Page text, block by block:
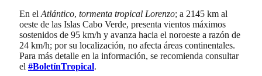
En el Atlántico, tormenta tropical Lorenzo; a 2145 km al
oeste de las Islas Cabo Verde, presenta vientos máximos
sostenidos de 95 km/h y avanza hacia el noroeste a razón de
24 km/h; por su localización, no afecta áreas continentales.
Para más detalle en la información, se recomienda consultar
el #BoletínTropical.